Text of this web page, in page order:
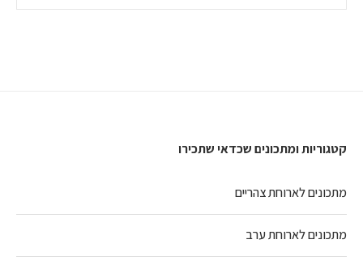
קטגוריות ומתכונים שכדאי שתכירו
מתכונים לארוחת צהריים
מתכונים לארוחת ערב